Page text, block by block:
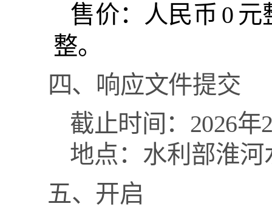
售价：人民币 0 元
整。
四、响应文件提交
截止时间： 2026年2
地点：水利部淮
五、开启